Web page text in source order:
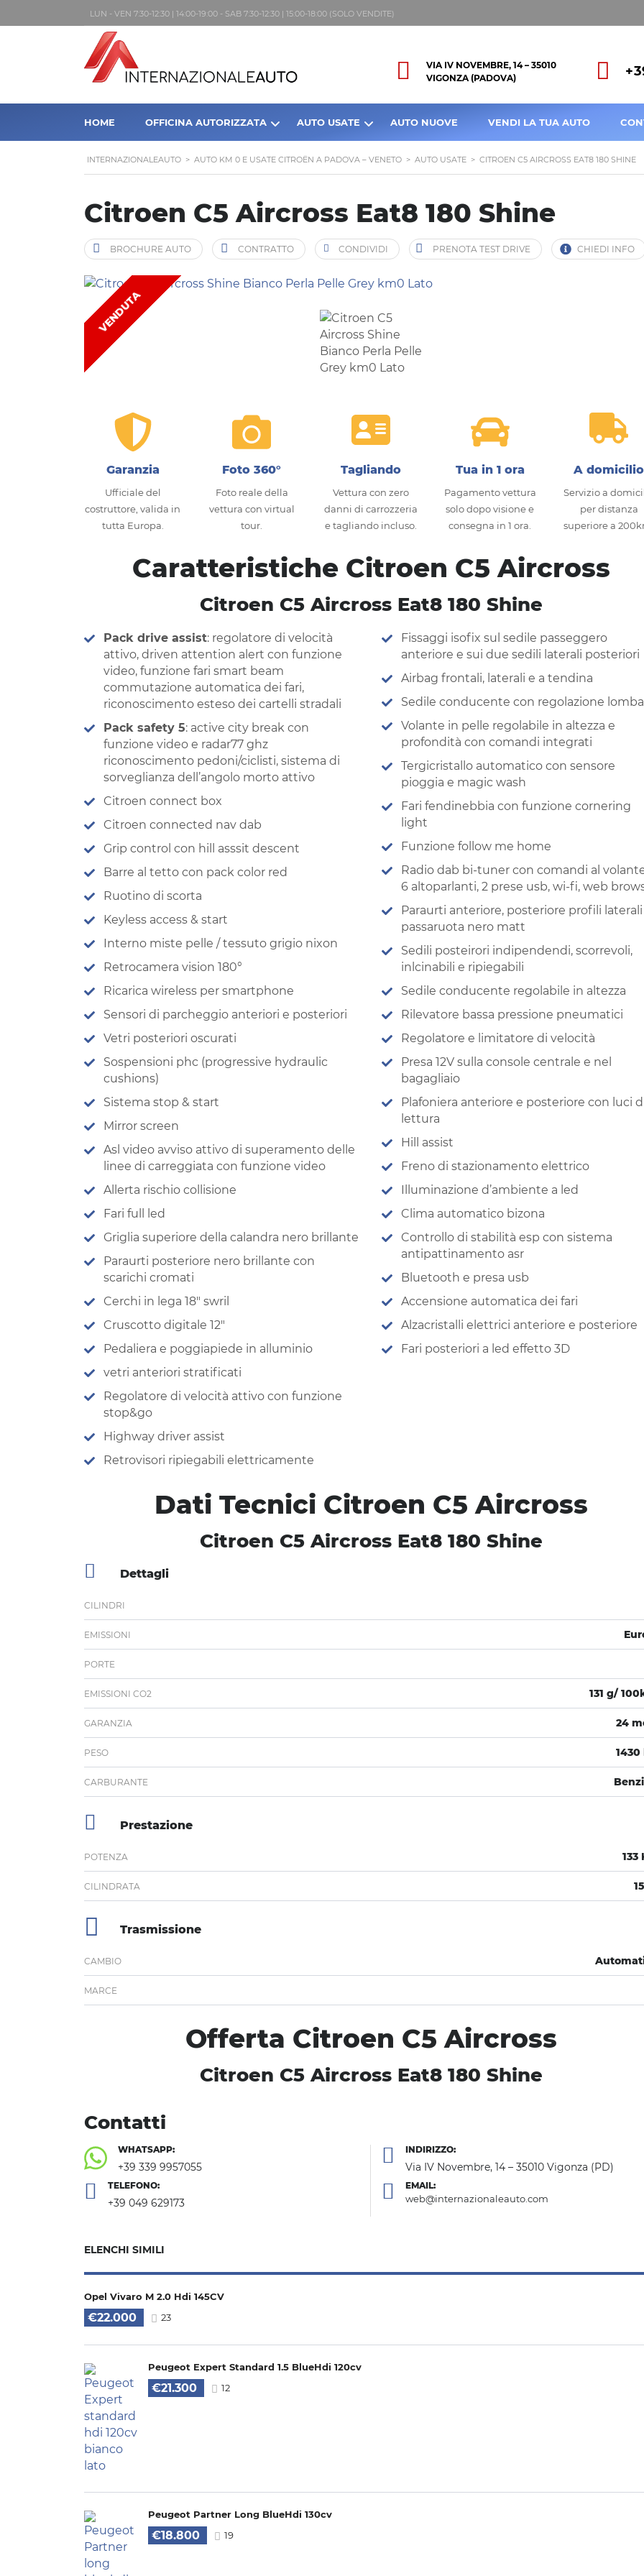
LUN - VEN 7:30-12:30 | 14:00-19:00 - SAB 7:30-12:30 | 15:00-18:00 (SOLO VENDITE)
VIA IV NOVEMBRE, 14 – 35010
VIGONZA (PADOVA)
HOME OFFICINA AUTORIZZATA AUTO USATE AUTO NUOVE VENDI LA TUA AUTO
INTERNAZIONALEAUTO > AUTO KM 0 E USATE CITROËN A PADOVA – VENETO > AUTO USATE > CITROEN C5 AIRCROSS EAT8 180 SHINE
Citroen C5 Aircross Eat8 180 Shine
BROCHURE AUTO CONTRATTO CONDIVIDI PRENOTA TEST DRIVE CHIEDI INFO
VENDUTA
Garanzia
Ufficiale del
costruttore, valida in
tutta Europa.
Foto 360°
Foto reale della
vettura con virtual
tour.
Tagliando
Vettura con zero
danni di carrozzeria
e tagliando incluso.
Tua in 1 ora
Pagamento vettura
solo dopo visione e
consegna in 1 ora.
A domicilio
Servizio a
per distanza
superiore a
Caratteristiche Citroen C5 Aircross
Citroen C5 Aircross Eat8 180 Shine
Pack drive assist: regolatore di velocità
attivo, driven attention alert con funzione
video, funzione fari smart beam
commutazione automatica dei fari,
riconoscimento esteso dei cartelli stradali
Pack safety 5: active city break con
funzione video e radar77 ghz
riconoscimento pedoni/ciclisti, sistema di
sorveglianza dell’angolo morto attivo
Citroen connect box
Citroen connected nav dab
Grip control con hill asssit descent
Barre al tetto con pack color red
Ruotino di scorta
Keyless access & start
Interno miste pelle / tessuto grigio nixon
Retrocamera vision 180°
Ricarica wireless per smartphone
Sensori di parcheggio anteriori e posteriori
Vetri posteriori oscurati
Sospensioni phc (progressive hydraulic
cushions)
Sistema stop & start
Mirror screen
Asl video avviso attivo di superamento delle
linee di carreggiata con funzione video
Allerta rischio collisione
Fari full led
Griglia superiore della calandra nero brillante
Paraurti posteriore nero brillante con
scarichi cromati
Cerchi in lega 18″ swril
Cruscotto digitale 12″
Pedaliera e poggiapiede in alluminio
vetri anteriori stratificati
Regolatore di velocità attivo con funzione
stop&go
Highway driver assist
Retrovisori ripiegabili elettricamente
Fissaggi isofix sul sedile passeggero
anteriore e sui due sedili laterali posteriori
Airbag frontali, laterali e a tendina
Sedile conducente con regolazione
Volante in pelle regolabile in altezza e
profondità con comandi integrati
Tergicristallo automatico con sensore
pioggia e magic wash
Fari fendinebbia con funzione cornering
light
Funzione follow me home
Radio dab bi-tuner con comandi al
6 altoparlanti, 2 prese usb, wi-fi, web
Paraurti anteriore, posteriore profili laterali
passaruota nero matt
Sedili posteirori indipendendi, scorrevoli,
inlcinabili e ripiegabili
Sedile conducente regolabile in altezza
Rilevatore bassa pressione pneumatici
Regolatore e limitatore di velocità
Presa 12V sulla console centrale e nel
bagagliaio
Plafoniera anteriore e posteriore con luci
lettura
Hill assist
Freno di stazionamento elettrico
Illuminazione d’ambiente a led
Clima automatico bizona
Controllo di stabilità esp con sistema
antipattinamento asr
Bluetooth e presa usb
Accensione automatica dei fari
Alzacristalli elettrici anteriore e posteriore
Fari posteriori a led effetto 3D
Dati Tecnici Citroen C5 Aircross
Citroen C5 Aircross Eat8 180 Shine
Dettagli
CILINDRI
EMISSIONI
PORTE
EMISSIONI CO2 131 g/
GARANZIA 24
PESO 1430
CARBURANTE
Prestazione
POTENZA 133
CILINDRATA
Trasmissione
CAMBIO
MARCE
Offerta Citroen C5 Aircross
Citroen C5 Aircross Eat8 180 Shine
Contatti
WHATSAPP:
+39 339 9957055
TELEFONO:
+39 049 629173
INDIRIZZO:
Via IV Novembre, 14 – 35010 Vigonza (PD)
EMAIL:
web@internazionaleauto.com
ELENCHI SIMILI
Opel Vivaro M 2.0 Hdi 145CV
€22.000 23
Peugeot Expert Standard 1.5 BlueHdi 120cv
€21.300 12
Peugeot Partner Long BlueHdi 130cv
€18.800 19